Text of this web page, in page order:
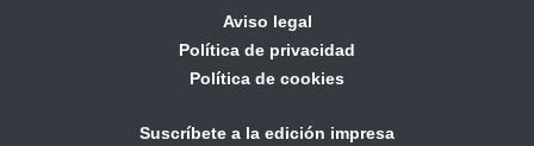
Aviso legal
Política de privacidad
Política de cookies
Suscríbete a la edición impresa